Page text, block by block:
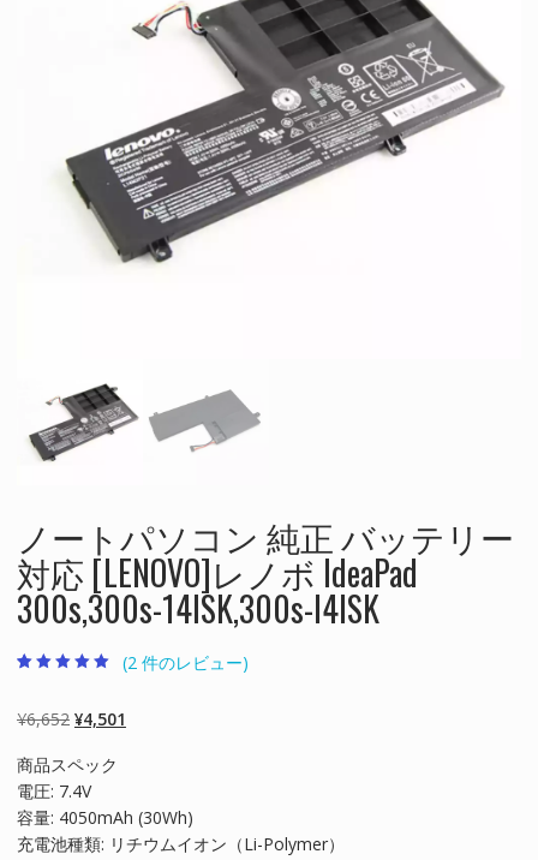
ノートパソコン 純正 バッテリー
対応 [LENOVO]レノボ IdeaPad
300s,300s-14ISK,300s-I4ISK
評価のうち、
5.00点
(2 件のレビュー)
¥6,652 元
価
格
は
¥6,652
¥4,501
格
は
商品スペック
電圧: 7.4V
容量: 4050mAh (30Wh)
充電池種類: リチウムイオン（Li-Polymer）